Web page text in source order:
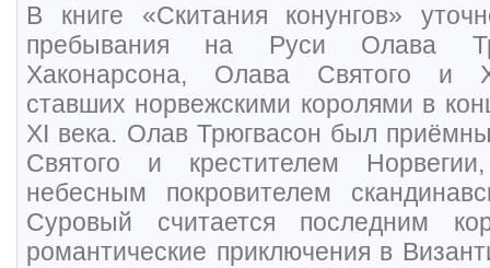
В книге «Скитания конунгов»
пребывания на Руси Олава
Хаконарсона, Олава Святого и
ставших норвежскими королями в
XI века. Олав Трюгвасон был
Святого и крестителем
небесным покровителем
Суровый считается последним
романтические приключения в